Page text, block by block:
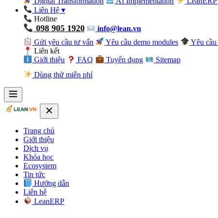
Liên Hệ▾
Hotline
098 905 1920
info@lean.vn
Gửi yêu cầu tư vấn
Yêu cầu demo modules
Yêu cầu
Liên kết
Giới thiệu
FAQ Tuyển dụng
Sitemap
Dùng thử miễn phí
Trang chủ
Giới thiệu
Dịch vụ
Khóa học
Ecosystem
Tin tức
Hướng dẫn
Liên hệ
LeanERP